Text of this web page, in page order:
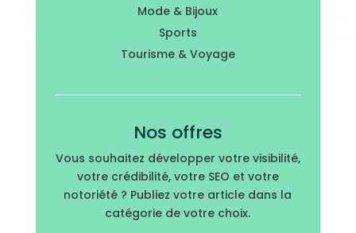
Mode & Bijoux
Sports
Tourisme & Voyage
Nos offres
Vous souhaitez développer votre visibilité,
votre crédibilité, votre SEO et votre
notoriété ? Publiez votre article dans la
catégorie de votre choix.